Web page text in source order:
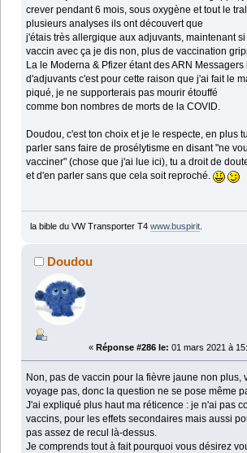
crever pendant 6 mois, sous oxygène et tout le
plusieurs analyses ils ont découvert que
j'étais très allergique aux adjuvants, maintenant
vaccin avec ça je dis non, plus de vaccination
La le Moderna & Pfizer étant des ARN
d'adjuvants c'est pour cette raison que j'ai fait le
piqué, je ne supporterais pas mourir étouffé
comme bon nombres de morts de la COVID.
Doudou, c'est ton choix et je le respecte, en plus
parler sans faire de prosélytisme en disant "ne
vacciner" (chose que j'ai lue ici), tu a droit de
et d'en parler sans que cela soit reproché.
la bible du VW Transporter T4 www.buspirit.
Doudou
« Réponse #286 le: 01 mars 2021 à
Non, pas de vaccin pour la fièvre jaune non plus,
voyage pas, donc la question ne se pose même
J'ai expliqué plus haut ma réticence : je n'ai pas
vaccins, pour les effets secondaires mais aussi
pas assez de recul là-dessus.
Je comprends tout à fait pourquoi vous désirez